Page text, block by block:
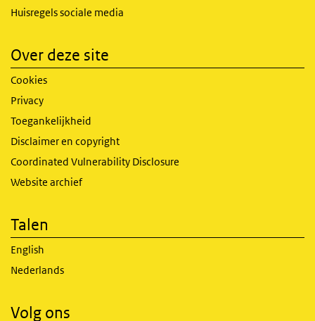
Huisregels sociale media
Over deze site
Cookies
Privacy
Toegankelijkheid
Disclaimer en copyright
Coordinated Vulnerability Disclosure
Website archief
Talen
English
Nederlands
Volg ons